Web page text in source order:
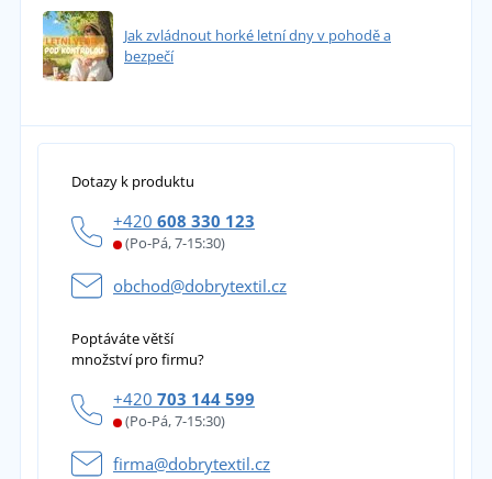
Jak zvládnout horké letní dny v pohodě a
bezpečí
Dotazy k produktu
+420 608 330 123
(Po-Pá, 7-15:30)
obchod@dobrytextil.cz
Poptáváte větší
množství pro firmu?
+420 703 144 599
(Po-Pá, 7-15:30)
firma@dobrytextil.cz